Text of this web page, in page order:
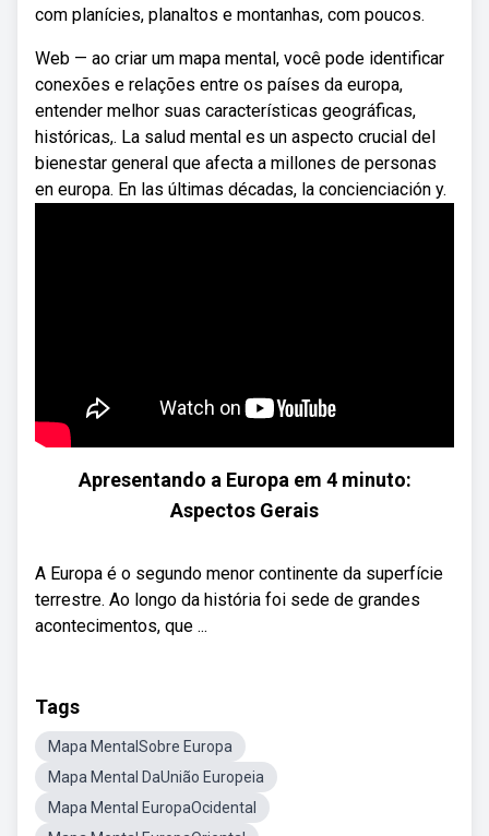
com planícies, planaltos e montanhas, com poucos.
Web — ao criar um mapa mental, você pode identificar
conexões e relações entre os países da europa,
entender melhor suas características geográficas,
históricas,. La salud mental es un aspecto crucial del
bienestar general que afecta a millones de personas
en europa. En las últimas décadas, la concienciación y.
Apresentando a Europa em 4 minuto:
Aspectos Gerais
A Europa é o segundo menor continente da superfície
terrestre. Ao longo da história foi sede de grandes
acontecimentos, que ...
Tags
Mapa MentalSobre Europa
Mapa Mental DaUnião Europeia
Mapa Mental EuropaOcidental